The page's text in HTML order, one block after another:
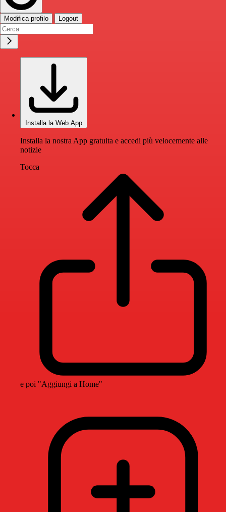
Modifica profilo Logout
Installa la Web App
Installa la nostra App gratuita e accedi più velocemente alle
notizie
Tocca
e poi "Aggiungi a Home"